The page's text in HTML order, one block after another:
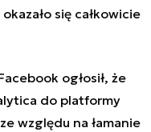
się całkowicie
ogłosił, że
do platformy
względu na łamanie